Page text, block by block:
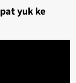
yuk ke